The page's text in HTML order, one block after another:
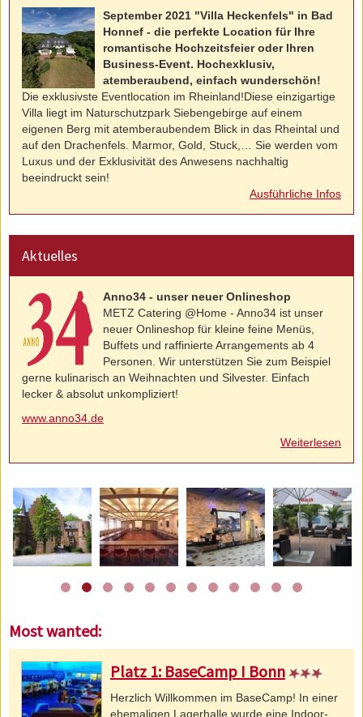
September 2021 "Villa Heckenfels" in Bad
Honnef - die perfekte Location für Ihre
romantische Hochzeitsfeier oder Ihren
Business-Event. Hochexklusiv,
atemberaubend, einfach wunderschön!
Die exklusivste Eventlocation im Rheinland!Diese einzigartige
Villa liegt im Naturschutzpark Siebengebirge auf einem
eigenen Berg mit atemberaubendem Blick in das Rheintal und
auf den Drachenfels. Marmor, Gold, Stuck,… Sie werden vom
Luxus und der Exklusivität des Anwesens nachhaltig
beeindruckt sein!
Ausführliche Infos
Aktuelles
Anno34 - unser neuer Onlineshop
METZ Catering @Home - Anno34 ist unser
neuer Onlineshop für kleine feine Menüs,
Buffets und raffinierte Arrangements ab 4
Personen. Wir unterstützen Sie zum Beispiel
gerne kulinarisch an Weihnachten und Silvester. Einfach
lecker & absolut unkompliziert!
www.anno34.de
Weiterlesen
Most wanted:
Platz 1: BaseCamp I Bonn
Herzlich Willkommen im BaseCamp! In einer
ehemaligen Lagerhalle wurde eine Indoor-